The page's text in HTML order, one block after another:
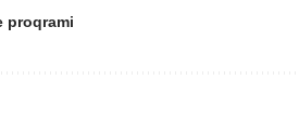
proqrami